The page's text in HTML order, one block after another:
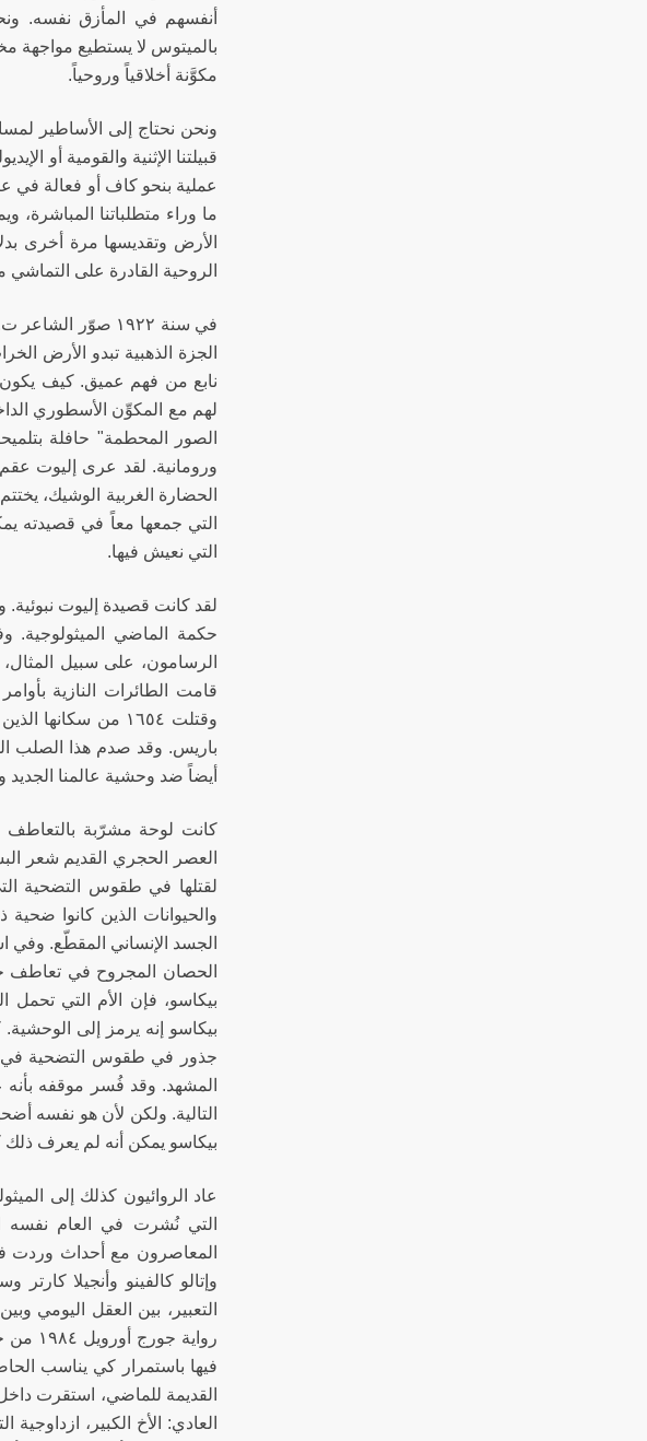
أنفسهم في المأزق نفسه.
بالميتوس لا يستطيع مواجهة
مكوَّنة أخلاقياً وروحياً.
ونحن نحتاج إلى الأساطير
قبيلتنا الإثنية والقومية أو
عملية بنحو كاف أو فعالة في
ما وراء متطلباتنا المباشرة،
الأرض وتقديسها مرة أخرى
الروحية القادرة على التماشي
في سنة ١٩٢٢
الجزة الذهبية تبدو الأرض
نابع من فهم عميق. كيف
لهم مع المكوِّن الأسطوري
الصور المحطمة" حافلة
ورومانية. لقد عرى إليوت عقم
الحضارة الغربية الوشيك،
التي جمعها معاً في قصيدته
التي نعيش فيها.
لقد كانت قصيدة إليوت نبوئية.
حكمة الماضي الميثولوجية.
قامت الطائرات النازية
باريس. وقد صدم هذا الصلب
أيضاً ضد وحشية عالمنا
كانت لوحة مشرّبة بالتعاطف
العصر الحجري القديم شعر
لقتلها في طقوس التضحية
والحيوانات الذين كانوا
الجسد الإنساني المقطّع. وفي
الحصان المجروح في تعاطف
بيكاسو، فإن الأم التي
بيكاسو إنه يرمز إلى الوحشية.
جذور في طقوس التضحية في
المشهد. وقد فُسر موقفه
التالية. ولكن لأن هو نفسه
بيكاسو يمكن أنه لم يعرف
عاد الروائيون كذلك إلى
التي نُشرت في العام نفسه
المعاصرون مع أحداث وردت
وإتالو كالفينو وأنجيلا
التعبير، بين العقل اليومي
فيها باستمرار كي يناسب
القديمة للماضي، استقرت